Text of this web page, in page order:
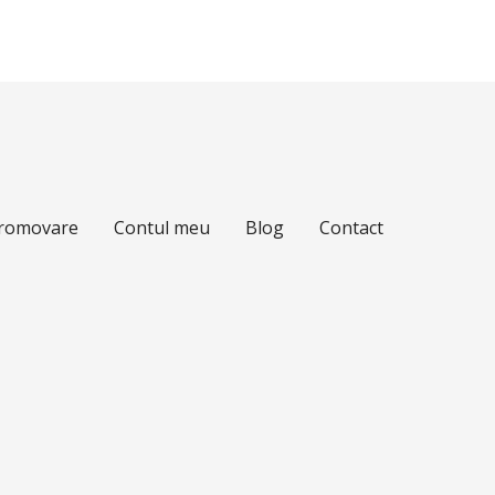
Contul meu Blog Contact